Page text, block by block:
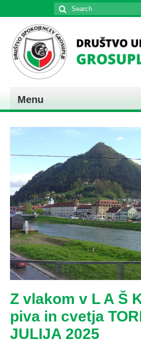
Search
for:
Menu
DOMOV
PREDSTAVITEV
KONTAKT
Z vlakom v L A Š
piva in cvetja
JULIJA 2025